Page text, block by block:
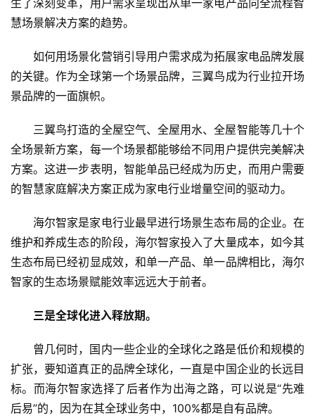
人
能
A
I
科
技
快
讯
投
纪
新
商
慧场景解决方案的趋势。
如何用场景化营销引导用户需求成为拓展家电品牌发展
的关键。作为全球第一个场景品牌，三翼鸟成为行业拉开场
景品牌的一面旗帜。
三翼鸟打造的全屋空气、全屋用水、全屋智能等几十个
全场景新方案，每一个场景都能够给不同用户提供完美解决
方案。这进一步表明，智能单品已经成为历史，而用户需要
的智慧家庭解决方案正成为家电行业增量空间的驱动力。
海尔智家是家电行业最早进行场景生态布局的企业。在
维护和养成生态的阶段，海尔智家投入了大量成本，如今其
生态布局已经初显成效，和单一产品、单一品牌相比，海尔
智家的生态场景赋能效率远远大于前者。
三是全球化进入释放期。
曾几何时，国内一些企业的全球化之路是低价和规模的
扩张，要知道真正的品牌全球化，一直是中国企业的长远目
标。而海尔智家选择了后者作为出海之路，可以说是“先难
后易”的，因为在其全球业务中，100%都是自有品牌。